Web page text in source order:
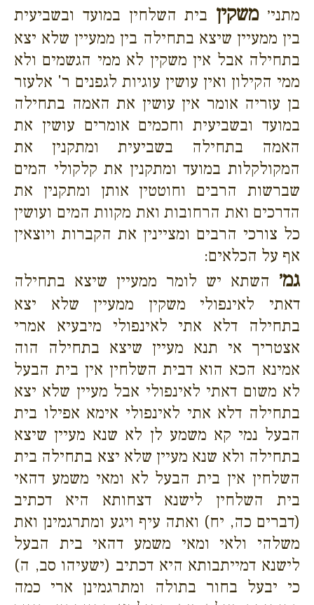
מתני׳משקין בית השלחין במועד ובשביעית
בין ממעיין שיצא בתחילה בין ממעיין שלא יצא
בתחילה אבל אין משקין לא ממי הגשמים ולא
ממי הקילון ואין עושין עוגיות לגפנים ר' אלעזר
בן עזריה אומר אין עושין את האמה בתחילה
במועד ובשביעית וחכמים אומרים עושין את
האמה בתחילה בשביעית ומתקנין את
המקולקלות במועד ומתקנין את קלקולי המים
שברשות הרבים וחוטטין אותן ומתקנין את
הדרכים ואת הרחובות ואת מקוות המים ועושין
כל צורכי הרבים ומציינין את הקברות ויוצאין
אף על הכלאים:
גמ׳ השתא יש לומר ממעיין שיצא בתחילה
דאתי לאינפולי משקין ממעיין שלא יצא
בתחילה דלא אתי לאינפולי מיבעיא אמרי
אצטריך אי תנא מעיין שיצא בתחילה הוה
אמינא הכא הוא דבית השלחין אין בית הבעל
לא משום דאתי לאינפולי אבל מעיין שלא יצא
בתחילה דלא אתי לאינפולי אימא אפילו בית
הבעל נמי קא משמע לן לא שנא מעיין שיצא
בתחילה ולא שנא מעיין שלא יצא בתחילה בית
השלחין אין בית הבעל לא ומאי משמע דהאי
בית השלחין לישנא דצחותא היא דכתיב
(דברים כה, יח) ואתה עיף ויגע ומתרגמינן ואת
משלהי ולאי ומאי משמע דהאי בית הבעל
לישנא דמייתבותא היא דכתיב (ישעיהו סב, ה)
כי יבעל בחור בתולה ומתרגמינן ארי כמה